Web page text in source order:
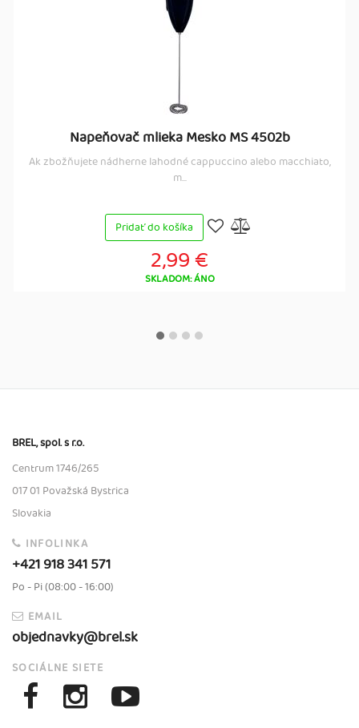
Napeňovač mlieka Mesko MS 4502b
Ak zbožňujete nádherne lahodné cappuccino alebo macchiato,
m...
Pridať do košíka
2,99 €
SKLADOM: ÁNO
BREL, spol. s r.o.
Centrum 1746/265
017 01 Považská Bystrica
Slovakia
INFOLINKA
+421 918 341 571
Po - Pi (08:00 - 16:00)
EMAIL
objednavky@brel.sk
SOCIÁLNE SIETE